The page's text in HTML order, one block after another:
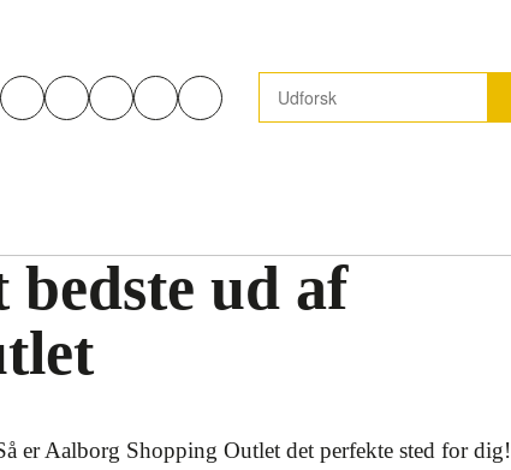
ud af
er Aalborg Shopping Outlet det perfekte sted for dig!